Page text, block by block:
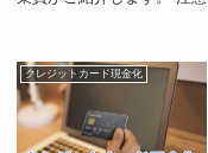
クレジットカード現金化